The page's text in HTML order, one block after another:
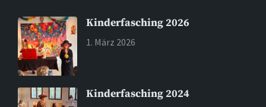
Kinderfasching 2026
1. März 2026
Kinderfasching 2024